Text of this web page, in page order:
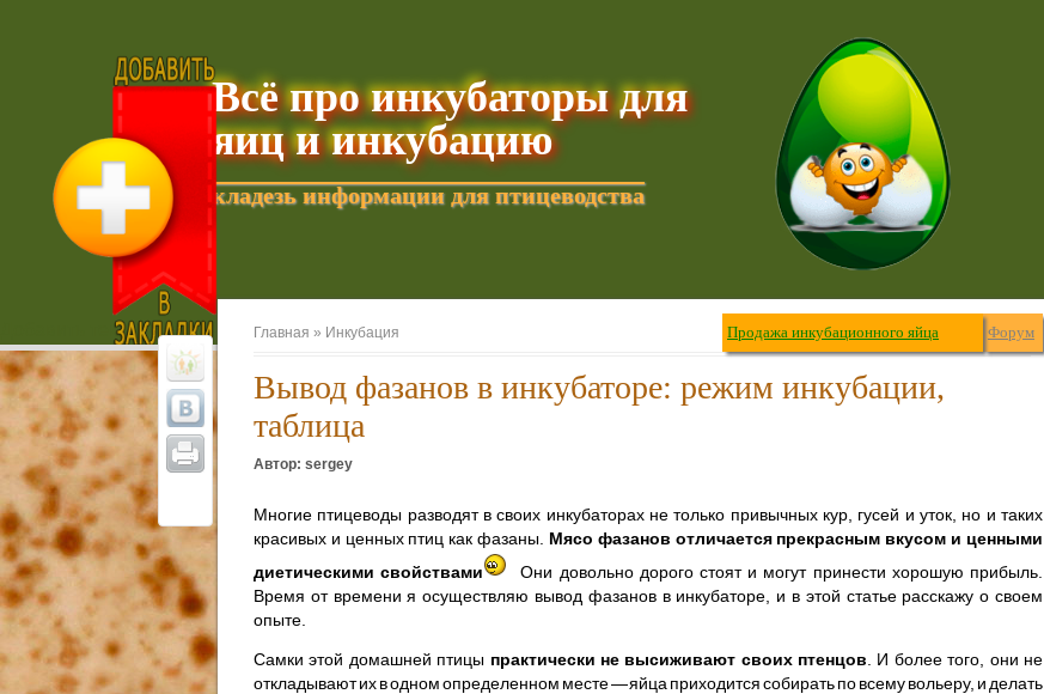
Всё про инкубаторы для
яиц и инкубацию
кладезь информации для птицеводства
Добавить текущую страницу в Избранное Форум
Продажа инкубационного яйца
Главная » Инкубация
Вывод фазанов в инкубаторе: режим инкубации,
таблица
Автор: sergey
Многие птицеводы разводят в своих инкубаторах не только привычных кур, гусей и уток, но и таких
красивых и ценных птиц как фазаны. Мясо фазанов отличается прекрасным вкусом и ценными
диетическими свойствами
Они довольно дорого стоят и могут принести хорошую прибыль.
Время от времени я осуществляю вывод фазанов в инкубаторе, и в этой статье расскажу о своем
опыте.
Самки этой домашней птицы практически не высиживают своих птенцов . И более того, они не
откладывают их в одном определенном месте — яйца приходится собирать по всему вольеру, и делать